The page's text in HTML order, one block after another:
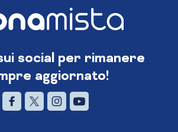
social per rimanere
aggiornato!